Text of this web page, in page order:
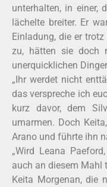
unterhalten, in einer,
lächelte breiter. Er
Einladung, die er
zu, hätten sie doch
unerquicklichen
„Ihr werdet nicht
das verspreche ich
kurz davor, dem
umarmen. Doch
Arano und führte ihn
„Wird Leana
auch an diesem Mahl
Keita Morgenan, die